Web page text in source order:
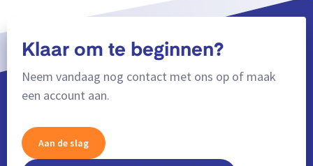
Klaar om te beginnen?
Neem vandaag nog contact met ons op of maak
een account aan.
Aan de slag